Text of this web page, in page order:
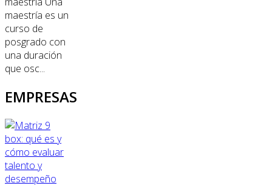
maestría es un
curso de
posgrado con
una duración
que osc...
EMPRESAS